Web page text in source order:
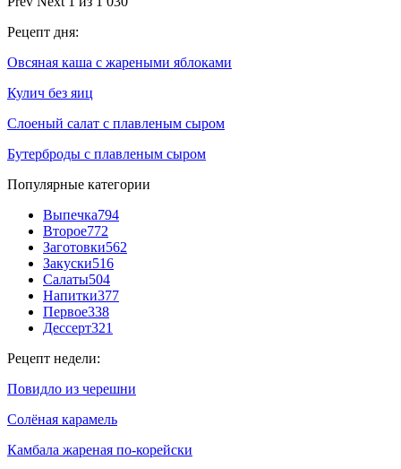
Рецепт дня:
Овсяная каша с жареными яблоками
Кулич без яиц
Слоеный салат с плавленым сыром
Бутерброды с плавленым сыром
Популярные категории
Выпечка794
Второе772
Заготовки562
Закуски516
Салаты504
Напитки377
Первое338
Дессерт321
Рецепт недели:
Повидло из черешни
Солёная карамель
Камбала жареная по-корейски